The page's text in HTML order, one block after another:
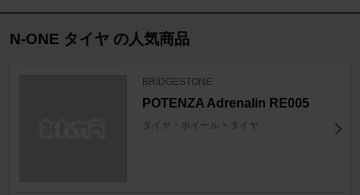
N-ONE タイヤ の人気商品
BRIDGESTONE
POTENZA Adrenalin RE005
タイヤ・ホイール > タイヤ